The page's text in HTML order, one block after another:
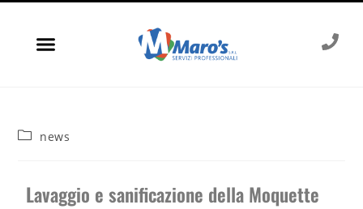
news
Lavaggio e sanificazione della Moquette